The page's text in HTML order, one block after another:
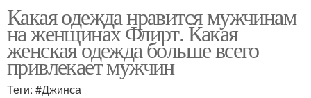
Какая одежда нравится мужчинам
на женщинах Флирт. Какая
женская одежда больше всего
привлекает мужчин
Теги: #Джинса